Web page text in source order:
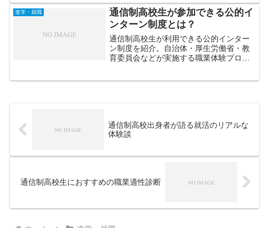
ます。
進学・就職
通信制高校生が参加できる公的イ
ンターン制度とは？
通信制高校生が利用できる公的インター
ン制度を紹介。自治体・厚生労働省・教
育委員会などが実施する職業体験プログ
通信制高校出身者が語る就活のリアルな
体験談
通信制高校生におすすめの職業適性診断